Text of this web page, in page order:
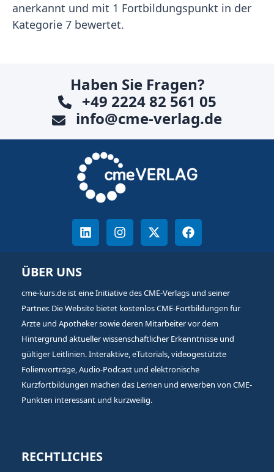
anerkannt und mit 1 Fortbildungspunkt in der
Kategorie 7 bewertet.
Haben Sie Fragen?
+49 2224 82 561 05
info@cme-verlag.de
ÜBER UNS
cme-kurs.de ist eine Initiative des CME-Verlags und seiner
Partner. Die Website bietet kostenlos CME-Fortbildungen für
Ärzte und Apotheker sowie deren Mitarbeiter vor dem
Hintergrund aktueller wissenschaftlicher Erkenntnisse und
gültiger Leitlinien. Interaktive, eTutorials, videogestützte
Folienvorträge, Audio-Podcast und elektronische
Kurzfortbildungen machen das Lernen und erwerben von CME-
Punkten interessant und kurzweilig.
RECHTLICHES